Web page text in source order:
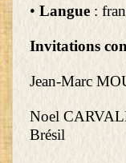
•Langue :
Invitations
Jean-Marc
Noel
Brésil